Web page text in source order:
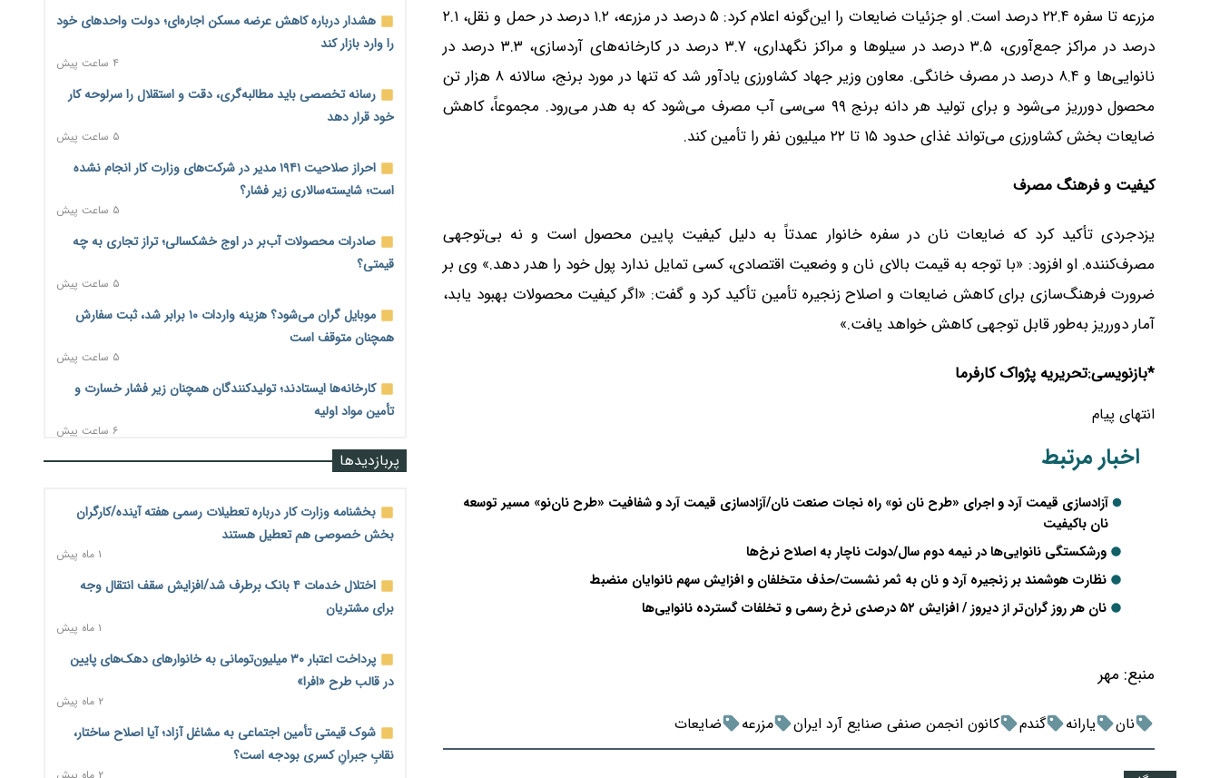
مزرعه تا سفره ۲۲.۴ درصد است. او جزئیات ضایعات را این‌گونه اعلام کرد: ۵ درصد در مزرعه، ۱.۲ درصد در حمل و نقل، ۲.۱
درصد در مراکز جمع‌آوری، ۳.۵ درصد در سیلوها و مراکز نگهداری، ۳.۷ درصد در کارخانه‌های آردسازی، ۳.۳ درصد در
نانوایی‌ها و ۸.۴ درصد در مصرف خانگی. معاون وزیر جهاد کشاورزی یادآور شد که تنها در مورد برنج، سالانه ۸ هزار تن
محصول دورریز می‌شود و برای تولید هر دانه برنج ۹۹ سی‌سی آب مصرف می‌شود که به هدر می‌رود. مجموعاً، کاهش
ضایعات بخش کشاورزی می‌تواند غذای حدود ۱۵ تا ۲۲ میلیون نفر را تأمین کند.
کیفیت و فرهنگ مصرف
یزدجردی تأکید کرد که ضایعات نان در سفره خانوار عمدتاً به دلیل کیفیت پایین محصول است و نه بی‌توجهی
مصرف‌کننده. او افزود: «با توجه به قیمت بالای نان و وضعیت اقتصادی، کسی تمایل ندارد پول خود را هدر دهد.» وی بر
ضرورت فرهنگ‌سازی برای کاهش ضایعات و اصلاح زنجیره تأمین تأکید کرد و گفت: «اگر کیفیت محصولات بهبود یابد،
آمار دورریز به‌طور قابل توجهی کاهش خواهد یافت.»
*بازنویسی:تحریریه پژواک کارفرما
انتهای پیام
اخبار مرتبط
آزادسازی قیمت آرد و اجرای «طرح نان نو» راه نجات صنعت نان/آزادسازی قیمت آرد و شفافیت «طرح نان‌نو» مسیر توسعه
نان باکیفیت
ورشکستگی نانوایی‌ها در نیمه دوم سال/دولت ناچار به اصلاح نرخ‌ها
نظارت هوشمند بر زنجیره آرد و نان به ثمر نشست/حذف متخلفان و افزایش سهم نانوایان منضبط
نان هر روز گران‌تر از دیروز / افزایش ۵۲ درصدی نرخ رسمی و تخلفات گسترده نانوایی‌ها
منبع: مهر
نان یارانه گندم کانون انجمن صنفی صنایع آرد ایران مزرعه ضایعات
هشدار درباره کاهش عرضه مسکن اجاره‌ای؛ دولت واحدهای خود
را وارد بازار کند
۴ ساعت پیش
رسانه تخصصی باید مطالبه‌گری، دقت و استقلال را سرلوحه کار
خود قرار دهد
۵ ساعت پیش
احراز صلاحیت ۱۹۴۱ مدیر در شرکت‌های وزارت کار انجام نشده
است؛ شایسته‌سالاری زیر فشار؟
۵ ساعت پیش
صادرات محصولات آب‌بر در اوج خشکسالی؛ تراز تجاری به چه
قیمتی؟
۵ ساعت پیش
موبایل گران می‌شود؟ هزینه واردات ۱۰ برابر شد، ثبت سفارش
همچنان متوقف است
۵ ساعت پیش
کارخانه‌ها ایستادند؛ تولیدکنندگان همچنان زیر فشار خسارت و
تأمین مواد اولیه
۶ ساعت پیش
قیمت مسکن در دست سازنده‌های خرد؛ چگونه «عددسازی» بازار
۶ ساعت پیش
۶ ساعت پیش
منابع صندوق ملی مسکن به متقاضیان رسید؛ اولویت با
۶ ساعت پیش
هشدار درباره آینده صندوق‌های بازنشستگی؛ اعتماد بیمه‌پردازان
ترمیم مزد در راه است؟ تأکید بر افزایش مزد پایه و شفافیت سبد
پربازدیدها
بخشنامه وزارت کار درباره تعطیلات رسمی هفته آینده/کارگران
بخش خصوصی هم تعطیل هستند
۱ ماه پیش
اختلال خدمات ۴ بانک برطرف شد/افزایش سقف انتقال وجه
برای مشتریان
۱ ماه پیش
پرداخت اعتبار ۳۰ میلیون‌تومانی به خانوارهای دهک‌های پایین
در قالب طرح «افرا»
۲ ماه پیش
شوک قیمتی تأمین اجتماعی به مشاغل آزاد؛ آیا اصلاح ساختار،
نقابِ جبرانِ کسری بودجه است؟